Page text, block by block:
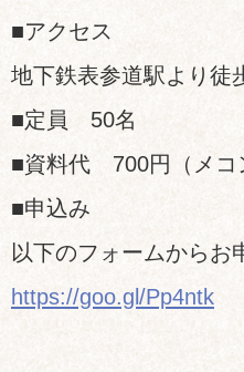
■アクセス
地下鉄表参道駅より徒
■定員 50名
■資料代 700円（メコ
■申込み
以下のフォームからお
https://goo.gl/Pp4ntk